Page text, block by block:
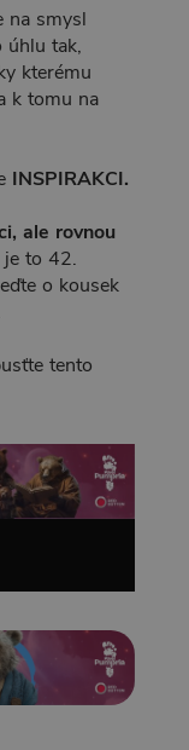
na smysl
úhlu tak,
kterému
k tomu na
INSPIRAKCI.
ale rovnou
to 42.
o kousek
tento